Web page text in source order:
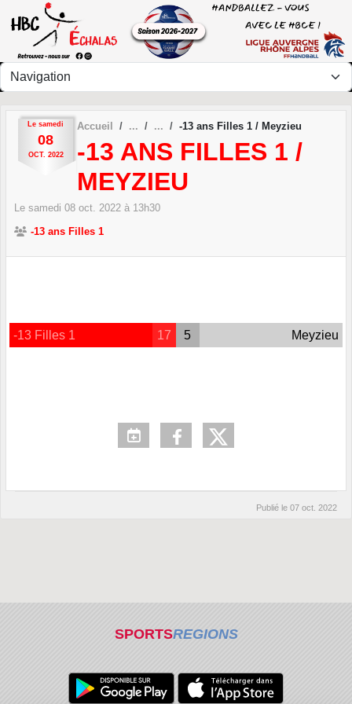
Le samedi
08
OCT. 2022
Accueil -13 ans Filles 1 / Meyzieu
-13 ANS FILLES 1 /
MEYZIEU
Le samedi 08 oct. 2022 à 13h30
-13 ans Filles 1
-13 Filles 1 17 5 Meyzieu
Publié le 07 oct. 2022
SPORTSREGIONS
Panneau de gestion des cookies